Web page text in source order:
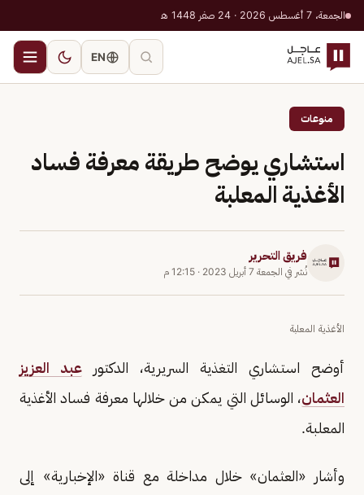
الجمعة، 7 أغسطس 2026 · 24 صفر 1448 هـ
EN
منوعات
استشاري يوضح طريقة معرفة فساد
الأغذية المعلبة
فريق التحرير
نُشر في الجمعة 7 أبريل 2023 · 12:15 م
الأغذية المعلبة
أوضح استشاري التغذية السريرية، الدكتور عبد العزيز
العثمان، الوسائل التي يمكن من خلالها معرفة فساد الأغذية
المعلبة.
وأشار «العثمان» خلال مداخلة مع قناة «الإخبارية» إلى